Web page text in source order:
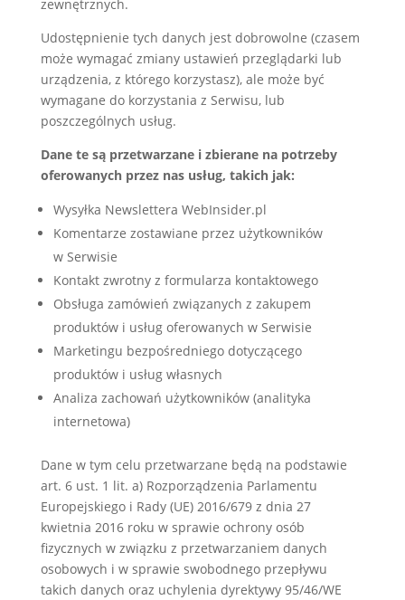
zewnętrznych.
Udostępnienie tych danych jest dobrowolne (czasem
może wymagać zmiany ustawień przeglądarki lub
urządzenia, z którego korzystasz), ale może być
wymagane do korzystania z Serwisu, lub
poszczególnych usług.
Dane te są przetwarzane i zbierane na potrzeby
oferowanych przez nas usług, takich jak:
Wysyłka Newslettera WebInsider.pl
Komentarze zostawiane przez użytkowników
w Serwisie
Kontakt zwrotny z formularza kontaktowego
Obsługa zamówień związanych z zakupem
produktów i usług oferowanych w Serwisie
Marketingu bezpośredniego dotyczącego
produktów i usług własnych
Analiza zachowań użytkowników (analityka
internetowa)
Dane w tym celu przetwarzane będą na podstawie
art. 6 ust. 1 lit. a) Rozporządzenia Parlamentu
Europejskiego i Rady (UE) 2016/679 z dnia 27
kwietnia 2016 roku w sprawie ochrony osób
fizycznych w związku z przetwarzaniem danych
osobowych i w sprawie swobodnego przepływu
takich danych oraz uchylenia dyrektywy 95/46/WE